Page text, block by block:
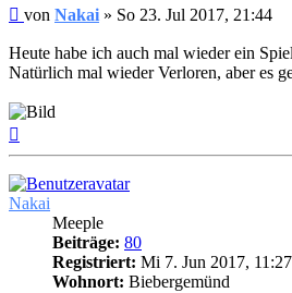
Beitrag
von Nakai » So 23. Jul 2017, 21:44
Heute habe ich auch mal wieder ein
Natürlich mal wieder Verloren, aber es
Nakai
Meeple
Beiträge: 80
Registriert: Mi 7. Jun 2017, 11:27
Wohnort: Biebergemünd